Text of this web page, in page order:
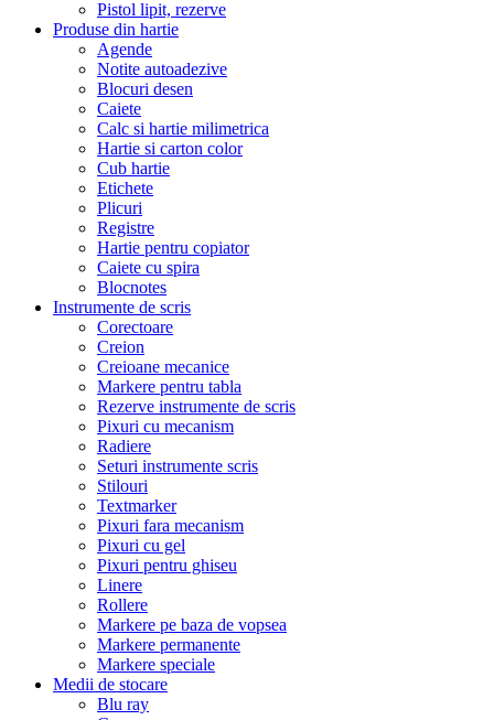
Pistol lipit, rezerve
Produse din hartie
Agende
Notite autoadezive
Blocuri desen
Caiete
Calc si hartie milimetrica
Hartie si carton color
Cub hartie
Etichete
Plicuri
Registre
Hartie pentru copiator
Caiete cu spira
Blocnotes
Instrumente de scris
Corectoare
Creion
Creioane mecanice
Markere pentru tabla
Rezerve instrumente de scris
Pixuri cu mecanism
Radiere
Seturi instrumente scris
Stilouri
Textmarker
Pixuri fara mecanism
Pixuri cu gel
Pixuri pentru ghiseu
Linere
Rollere
Markere pe baza de vopsea
Markere permanente
Markere speciale
Medii de stocare
Blu ray